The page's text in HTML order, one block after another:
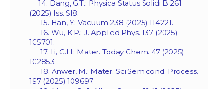
14. Dang, G.T.: Physica Status Solidi B 261
(2025) Iss. SI8.
15. Han, Y.: Vacuum 238 (2025) 114221.
16. Wu, K.P.: J. Applied Phys. 137 (2025)
105701.
17. Li, C.H.: Mater. Today Chem. 47 (2025)
102853.
18. Anwer, M.: Mater. Sci Semicond. Process.
197 (2025) 109697.